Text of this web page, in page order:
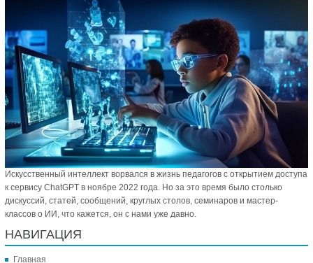
Искусственный интеллект ворвался в жизнь педагогов с открытием доступа
к сервису ChatGPT в ноябре 2022 года. Но за это время было столько
дискуссий, статей, сообщений, круглых столов, семинаров и мастер-
классов о ИИ, что кажется, он с нами уже давно.
НАВИГАЦИЯ
Главная